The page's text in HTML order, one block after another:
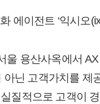
에이전트 ‘익시오
울 용산사옥에서
아닌 고객가치를 제
질적으로 고객이